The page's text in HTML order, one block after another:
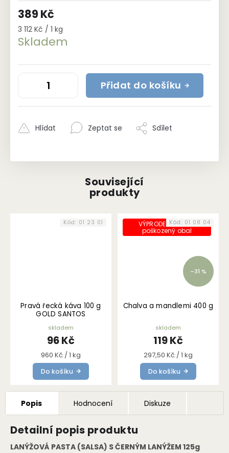
389 Kč
Měrná
cena:
3 112 Kč / 1 kg
Skladem
Přidat do košíku
Zeptat se
Hlídat Sdílet
Související
produkty
Pravá řecká káva 100 g
GOLD SANTOS
skladem
96 Kč
Měrná
cena:
960 Kč / 1 kg
Do košíku
Kód: 01 23 01 VÝPRODEJ - mírně
poškozený obal
–31 %
Chalva a mandlemi 400 g
skladem
119 Kč
Měrná
cena:
297,50 Kč / 1 kg
Do košíku
Kód: 01 08 04
Popis Hodnocení Diskuze
Detailní popis produktu
LANÝŽOVÁ PASTA (SALSA) S ČERNÝM LANÝŽEM 125g